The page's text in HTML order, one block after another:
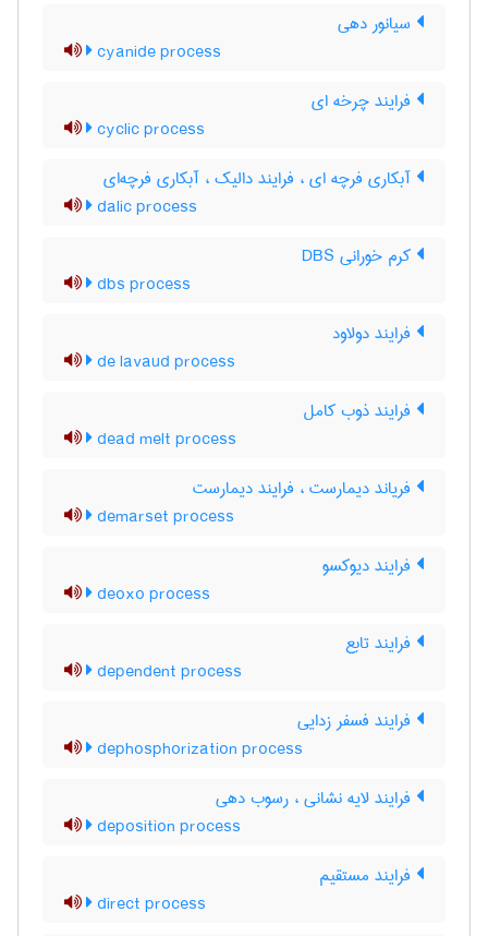
سیانور دهی
cyanide process
فرایند چرخه ای
cyclic process
آبکاری فرچه ای ، فرایند دالیک ، آبکاری فرچه‌ای
dalic process
کرم خورانی DBS
dbs process
فرایند دولاود
de lavaud process
فرایند ذوب کامل
dead melt process
فریاند دیمارست ، فرایند دیمارست
demarset process
فرایند دیوکسو
deoxo process
فرایند تابع
dependent process
فرایند فسفر زدایی
dephosphorization process
فرایند لایه نشانی ، رسوب دهی
deposition process
فرایند مستقیم
direct process